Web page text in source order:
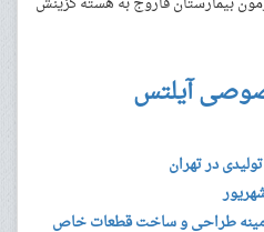
آیلتس
در تهران
طراحی و ساخت قطعات خاص